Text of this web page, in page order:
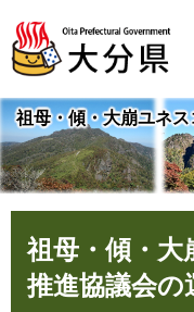
ジ
先
頭
で
す
。
ュ
を
飛
ば
し
て
本
祖母・傾・大崩ユネ
祖母・傾・大
推進協議会の